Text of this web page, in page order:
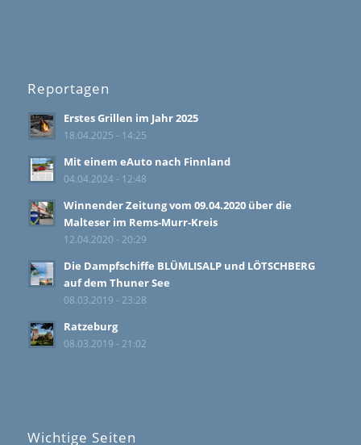
Reportagen
Erstes Grillen im Jahr 2025
18.04.2025 - 14:25
Mit einem eAuto nach Finnland
04.04.2024 - 12:48
Winnender Zeitung vom 09.04.2020 über die
Malteser im Rems-Murr-Kreis
12.04.2020 - 20:29
Die Dampfschiffe BLÜMLISALP und LÖTSCHBERG
auf dem Thuner See
08.03.2019 - 23:28
Ratzeburg
08.03.2019 - 21:02
Wichtige Seiten